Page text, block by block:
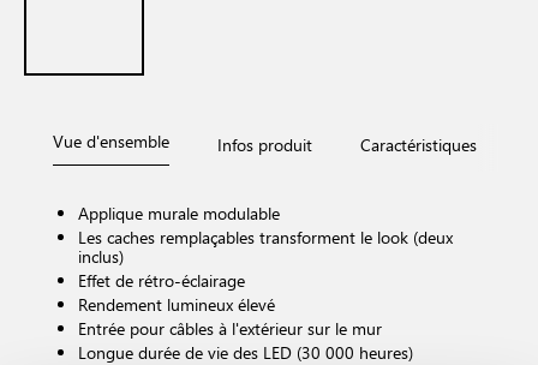
Vue d'ensemble Infos produit Caractéristiques
Applique murale modulable
Les caches remplaçables transforment le look (deux
inclus)
Effet de rétro-éclairage
Rendement lumineux élevé
Entrée pour câbles à l'extérieur sur le mur
Longue durée de vie des LED (30 000 heures)